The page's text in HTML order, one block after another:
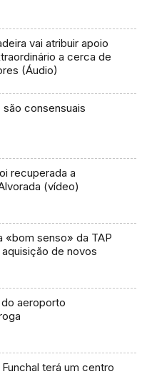
vai atribuir apoio
a cerca de
(Áudio)
consensuais
recuperada a
(vídeo)
«bom senso» da TAP
de novos
aeroporto
terá um centro